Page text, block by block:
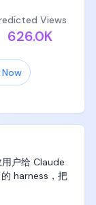
里收取一定比
比例通常在
块钱的订单，
己最后到手大
主，然后根据
开放。
末的这种重置
就说，周一
Views
626.0K
户给 Claude
harness，把